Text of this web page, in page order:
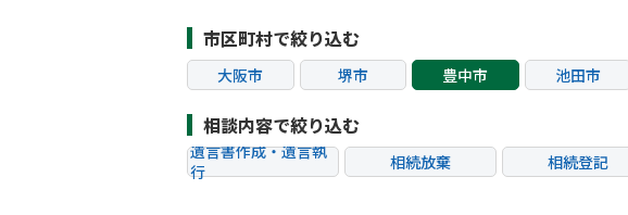
市区町村で絞り込む
大阪市 堺市 豊中市 池田市
相談内容で絞り込む
遺言書作成・遺言執
行
相続放棄 相続登記